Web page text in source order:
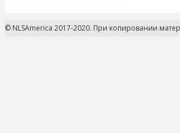
© NLSAmerica 2017-2020. При копировании